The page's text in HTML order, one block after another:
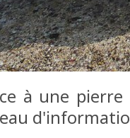
à une pierre